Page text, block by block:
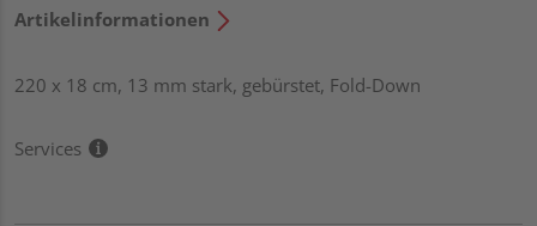
Artikelinformationen
220 x 18 cm, 13 mm stark, gebürstet, Fold-Down
Services